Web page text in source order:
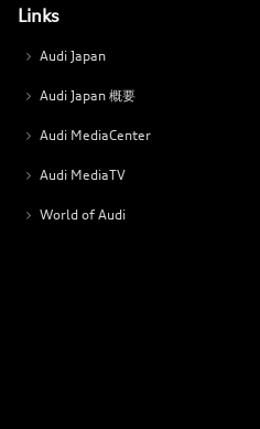
Links
Audi Japan
Audi Japan 概要
Audi MediaCenter
Audi MediaTV
World of Audi